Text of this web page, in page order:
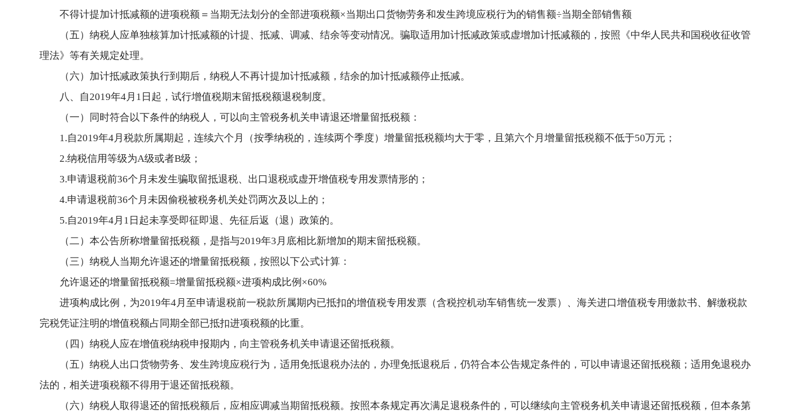
不得计提加计抵减额的进项税额＝当期无法划分的全部进项税额×当期出口货物劳务和发生跨境应税行为的销售额÷当期全部销售额
（五）纳税人应单独核算加计抵减额的计提、抵减、调减、结余等变动情况。骗取适用加计抵减政策或虚增加计抵减额的，按照《中华人民共和国税收征收管
理法》等有关规定处理。
（六）加计抵减政策执行到期后，纳税人不再计提加计抵减额，结余的加计抵减额停止抵减。
八、自2019年4月1日起，试行增值税期末留抵税额退税制度。
（一）同时符合以下条件的纳税人，可以向主管税务机关申请退还增量留抵税额：
1.自2019年4月税款所属期起，连续六个月（按季纳税的，连续两个季度）增量留抵税额均大于零，且第六个月增量留抵税额不低于50万元；
2.纳税信用等级为A级或者B级；
3.申请退税前36个月未发生骗取留抵退税、出口退税或虚开增值税专用发票情形的；
4.申请退税前36个月未因偷税被税务机关处罚两次及以上的；
5.自2019年4月1日起未享受即征即退、先征后返（退）政策的。
（二）本公告所称增量留抵税额，是指与2019年3月底相比新增加的期末留抵税额。
（三）纳税人当期允许退还的增量留抵税额，按照以下公式计算：
允许退还的增量留抵税额=增量留抵税额×进项构成比例×60%
进项构成比例，为2019年4月至申请退税前一税款所属期内已抵扣的增值税专用发票（含税控机动车销售统一发票）、海关进口增值税专用缴款书、解缴税款
完税凭证注明的增值税额占同期全部已抵扣进项税额的比重。
（四）纳税人应在增值税纳税申报期内，向主管税务机关申请退还留抵税额。
（五）纳税人出口货物劳务、发生跨境应税行为，适用免抵退税办法的，办理免抵退税后，仍符合本公告规定条件的，可以申请退还留抵税额；适用免退税办
法的，相关进项税额不得用于退还留抵税额。
（六）纳税人取得退还的留抵税额后，应相应调减当期留抵税额。按照本条规定再次满足退税条件的，可以继续向主管税务机关申请退还留抵税额，但本条第